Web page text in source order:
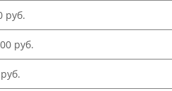
руб.
руб.